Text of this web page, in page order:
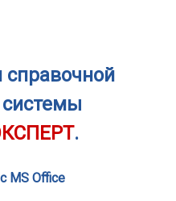
справочной
.
MS Office